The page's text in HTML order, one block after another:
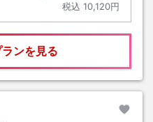
税込 10,120円
ンを見る